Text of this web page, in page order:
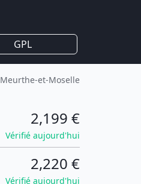
GPL
Meurthe-et-Moselle
2,199 €
Vérifié aujourd'hui
2,220 €
Vérifié aujourd'hui